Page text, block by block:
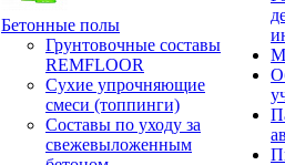
Бетонные полы
Грунтовочные составы
REMFLOOR
Сухие упрочняющие
смеси (топпинги)
Составы по уходу за
свежевыложенным